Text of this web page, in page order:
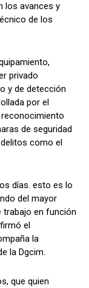
los avances y
de los
privado
y de detección
por el
de seguridad
como el
días. esto es lo
del mayor
trabajo en función
el
la
la Dgcim.
que quien